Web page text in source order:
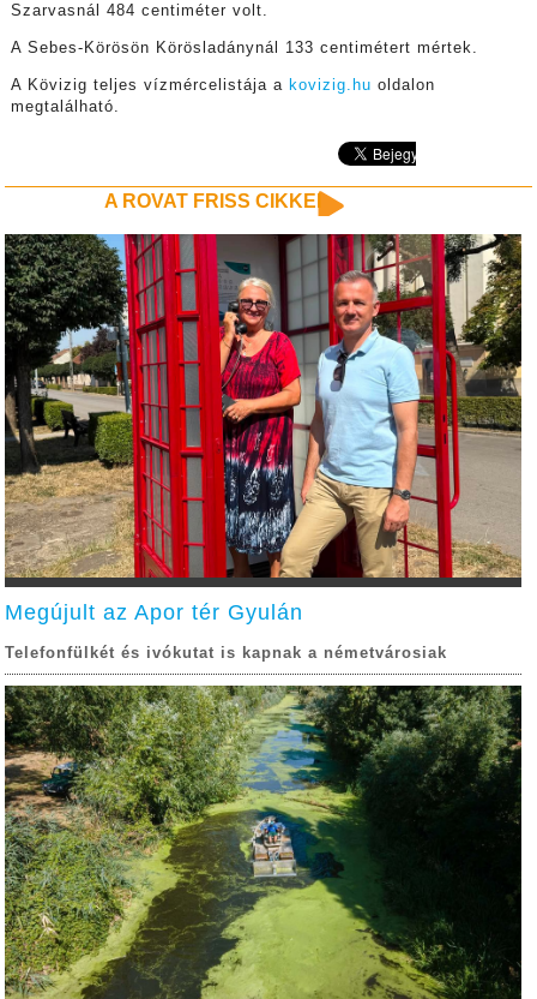
Szarvasnál 484 centiméter volt.
A Sebes-Körösön Körösladánynál 133 centimétert mértek.
A Kövizig teljes vízmércelistája a kovizig.hu oldalon
megtalálható.
A ROVAT FRISS CIKKEI
Megújult az Apor tér Gyulán
Telefonfülkét és ivókutat is kapnak a németvárosiak